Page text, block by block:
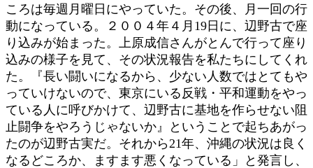
ころは毎週月曜日にやっていた。その後、月一回の行
動になっている。２００４年４月19日に、辺野古で座
り込みが始まった。上原成信さんがとんで行って座り
込みの様子を見て、その状況報告を私たちにしてくれ
た。『長い闘いになるから、少ない人数ではとてもや
っていけないので、東京にいる反戦・平和運動をやっ
ている人に呼びかけて、辺野古に基地を作らせない阻
止闘争をやろうじゃないか』ということで起ちあがっ
たのが辺野古実だ。それから21年、沖縄の状況は良く
なるどころか、ますます悪くなっている」と発言し、